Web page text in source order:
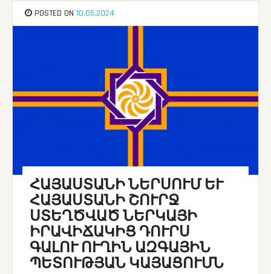
POSTED ON10.05.2024
ՀԱՅԱՍՏԱՆԻ ՆԵՐՍՈՒՄ ԵՒ
ՀԱՅԱՍՏԱՆԻ ՇՈՒՐՋ
ՍՏԵՂԾՎԱԾ ՆԵՐԿԱՅԻ
ԻՐԱՎԻՃԱԿԻՑ ԴՈՒՐՍ
ԳԱԼՈՒ ՈՒՂԻՆ ԱԶԳԱՅԻՆ
ՊԵՏՈՒԹՅԱՆ ԿԱՅԱՑՈՒՄՆ